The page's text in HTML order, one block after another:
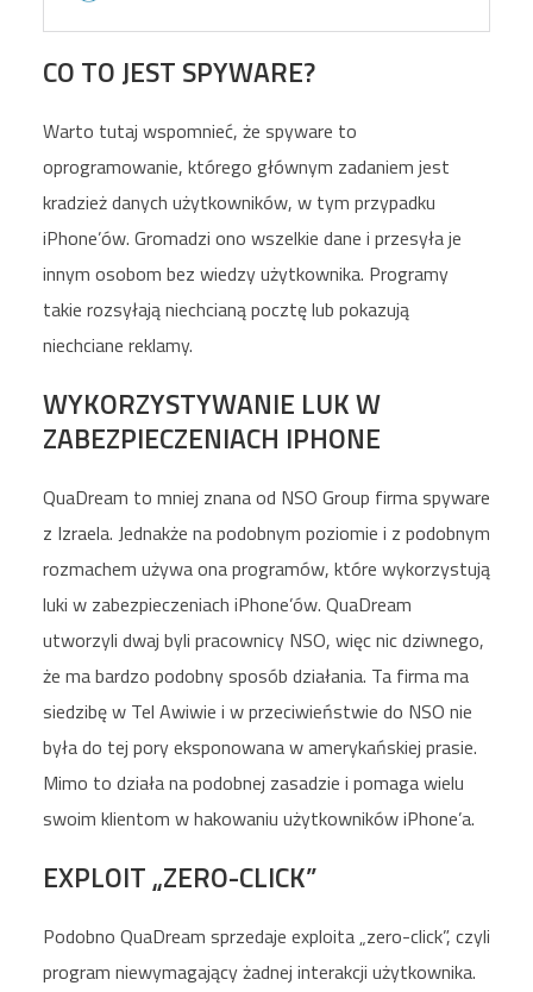
CO TO JEST SPYWARE?
Warto tutaj wspomnieć, że spyware to
oprogramowanie, którego głównym zadaniem jest
kradzież danych użytkowników, w tym przypadku
iPhone’ów. Gromadzi ono wszelkie dane i przesyła je
innym osobom bez wiedzy użytkownika. Programy
takie rozsyłają niechcianą pocztę lub pokazują
niechciane reklamy.
WYKORZYSTYWANIE LUK W
ZABEZPIECZENIACH IPHONE
QuaDream to mniej znana od NSO Group firma spyware
z Izraela. Jednakże na podobnym poziomie i z podobnym
rozmachem używa ona programów, które wykorzystują
luki w zabezpieczeniach iPhone’ów. QuaDream
utworzyli dwaj byli pracownicy NSO, więc nic dziwnego,
że ma bardzo podobny sposób działania. Ta firma ma
siedzibę w Tel Awiwie i w przeciwieństwie do NSO nie
była do tej pory eksponowana w amerykańskiej prasie.
Mimo to działa na podobnej zasadzie i pomaga wielu
swoim klientom w hakowaniu użytkowników iPhone’a.
EXPLOIT „ZERO-CLICK”
Podobno QuaDream sprzedaje exploita „zero-click”, czyli
program niewymagający żadnej interakcji użytkownika.